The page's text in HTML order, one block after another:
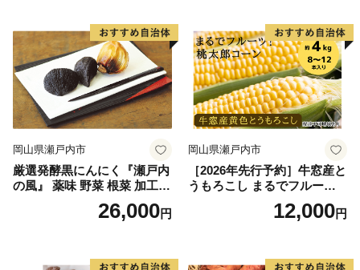
県 高鍋町産 産地直送 有機肥
料使用 高糖度 西森農園
県 高鍋町産 産地直送 有機肥
料使用 高糖度 西森農園
岡山県瀬戸内市
厳選発酵黒にんにく『瀬戸内
の風』 薬味 野菜 根菜 加工食
26,000円
岡山県瀬戸内市
［2026年先行予約］牛窓産と
うもろこし まるでフルー
ツ！最高糖度25度超え 生で
甘い、茹でて美味い！ 黄色
野菜
12,000円